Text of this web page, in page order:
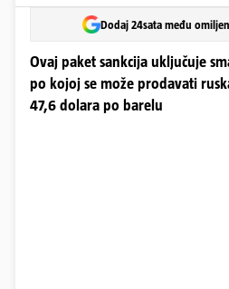
Dodaj 24sata među
Ovaj paket sankcija uključuje
po kojoj se može prodavati
47,6 dolara po barelu